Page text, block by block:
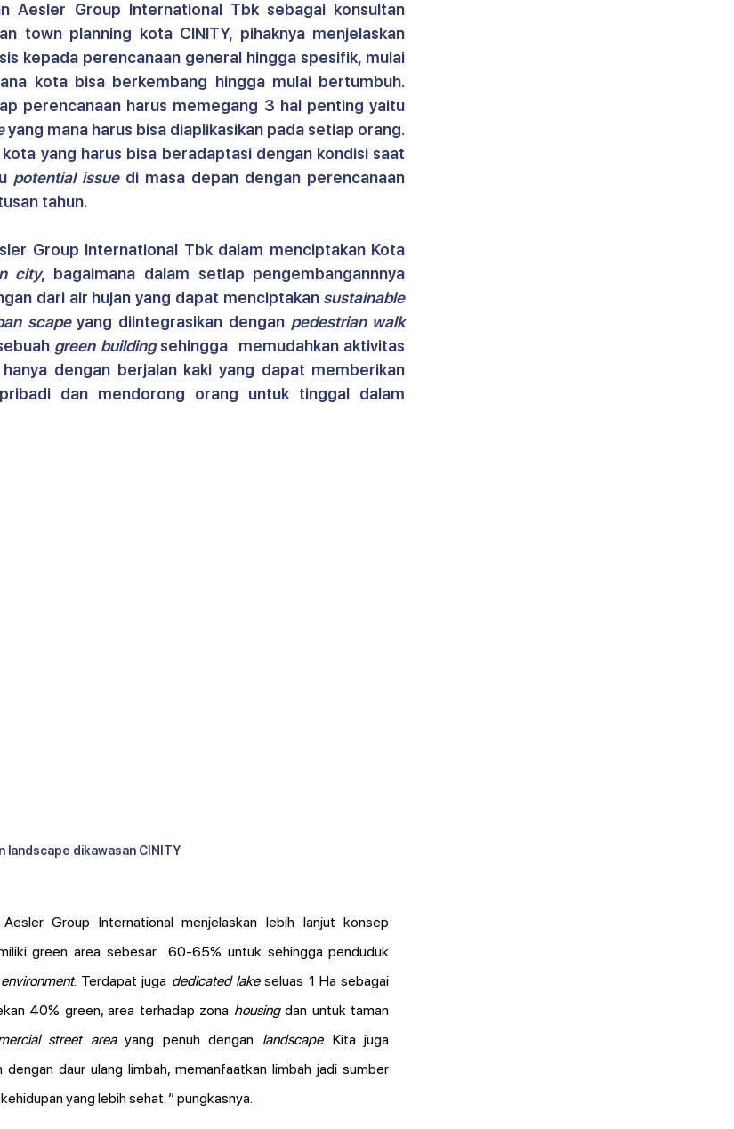
Aesler Group International Tbk sebagai konsultan
town planning kota CINITY, pihaknya menjelaskan
kepada perencanaan general hingga spesifik, mulai
kota bisa berkembang hingga mulai bertumbuh.
yang mana harus bisa diaplikasikan pada setiap orang.
yang harus bisa beradaptasi dengan kondisi saat
potential issue di masa depan dengan perencanaan
tahun.
Group International Tbk dalam menciptakan Kota
city, bagaimana dalam setiap pengembangannnya
dari air hujan yang dapat menciptakan sustainable
scape yang diintegrasikan dengan
pedestrian walk
green building sehingga  memudahkan aktivitas
dengan berjalan kaki yang dapat memberikan
dan mendorong orang untuk tinggal dalam
landscape dikawasan CINITY
Group International menjelaskan lebih lanjut konsep
green area sebesar  60-65% untuk sehingga penduduk
. Terdapat juga dedicated lake seluas 1 Ha sebagai
40% green, area terhadap zona housing dan untuk taman
street area yang penuh dengan landscape. Kita juga
daur ulang limbah, memanfaatkan limbah jadi sumber
yang lebih sehat. ” pungkasnya.